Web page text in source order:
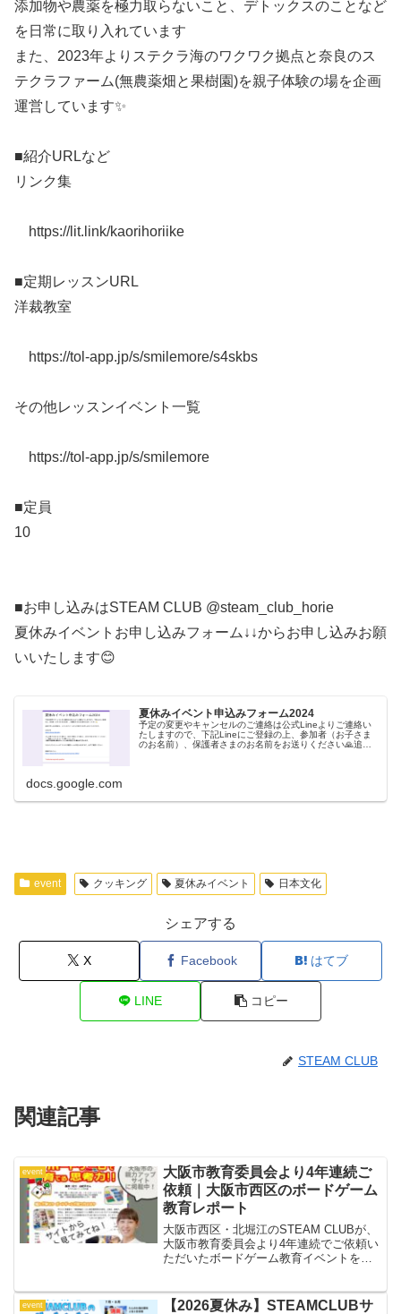
添加物や農薬を極力取らないこと、デトックスのことなど
を日常に取り入れています
また、2023年よりステクラ海のワクワク拠点と奈良のス
テクラファーム(無農薬畑と果樹園)を親子体験の場を企画
運営しています✨
■紹介URLなど
リンク集
https://lit.link/kaorihoriike
■定期レッスンURL
洋裁教室
https://tol-app.jp/s/smilemore/s4skbs
その他レッスンイベント一覧
https://tol-app.jp/s/smilemore
■定員
10
■お申し込みはSTEAM CLUB @steam_club_horie
夏休みイベントお申し込みフォーム↓↓からお申し込みお願
いいたします😊
夏休みイベント申込みフォーム2024
予定の変更やキャンセルのご連絡は公式Lineよりご連絡い
たしますので、下記Lineにご登録の上、参加者（お子さま
のお名前）、保護者さまのお名前をお送りください🙏追加
docs.google.com
event クッキング 夏休みイベント 日本文化
シェアする
X Facebook はてブ
LINE コピー
STEAM CLUB
関連記事
event
大阪市教育委員会より4年連続ご
依頼｜大阪市西区のボードゲーム
教育レポート
大阪市西区・北堀江のSTEAM CLUBが、
大阪市教育委員会より4年連続でご依頼い
ただいたボードゲーム教育イベントをレ
event
【2026夏休み】STEAMCLUBサ